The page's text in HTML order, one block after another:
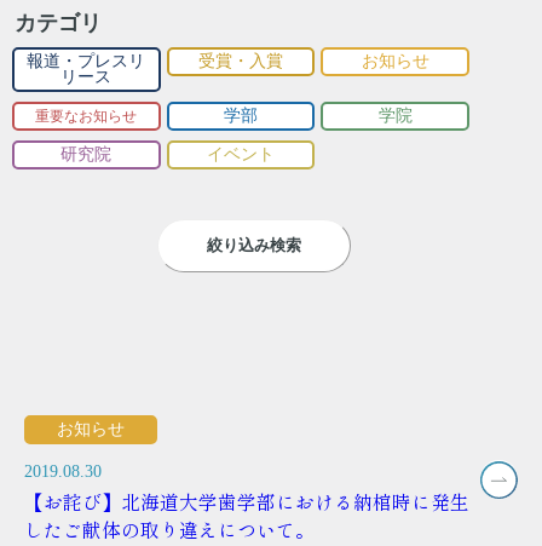
カテゴリ
報道・プレスリ
リース
受賞・入賞 お知らせ
重要なお知らせ 学部 学院
研究院 イベント
絞り込み検索
お知らせ
2019.08.30
【お詫び】北海道大学歯学部における納棺時に発生
したご献体の取り違えについて。